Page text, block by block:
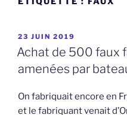
PUBLIÉ
LE
23 JUIN 2019
Achat de 500 faux
amenées par
On fabriquait encore en
et le fabriquant venait